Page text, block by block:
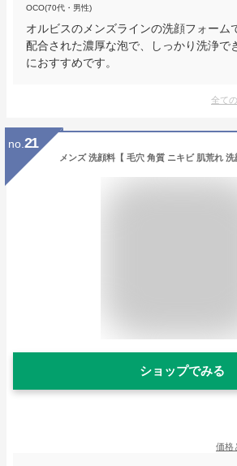
OCO(70代・男性)
オルビスのメンズラインの洗顔フォーム
配合された濃厚な泡で、しっかり洗浄で
におすすめです。
全て
no. 21
ショップでみる
価格